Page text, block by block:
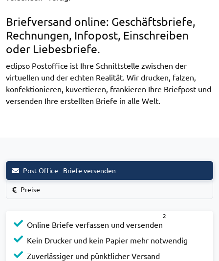
Briefversand online: Geschäftsbriefe,
Rechnungen, Infopost, Einschreiben
oder Liebesbriefe.
eclipso Postoffice ist Ihre Schnittstelle zwischen der
virtuellen und der echten Realität. Wir drucken, falzen,
konfektionieren, kuvertieren, frankieren Ihre Briefpost und
versenden Ihre erstellten Briefe in alle Welt.
Post Office - Briefe versenden
Preise
Online Briefe verfassen und versenden
2
Kein Drucker und kein Papier mehr notwendig
Zuverlässiger und pünktlicher Versand